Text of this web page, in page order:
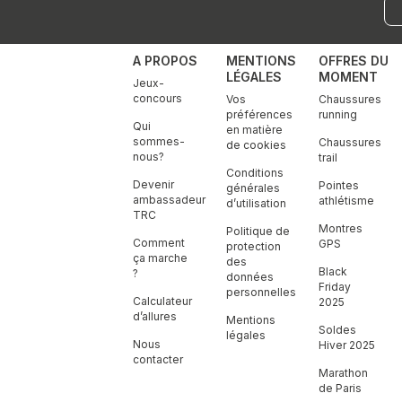
A PROPOS
Jeux-
concours
Qui
sommes-
nous?
Devenir
ambassadeur
TRC
Comment
ça marche
?
Calculateur
d’allures
Nous
contacter
MENTIONS
LÉGALES
Vos
préférences
en matière
de cookies
Conditions
générales
d’utilisation
Politique de
protection
des
données
personnelles
Mentions
légales
OFFRES DU
MOMENT
Chaussures
running
Chaussures
trail
Pointes
athlétisme
Montres
GPS
Black
Friday
2025
Soldes
Hiver 2025
Marathon
de Paris